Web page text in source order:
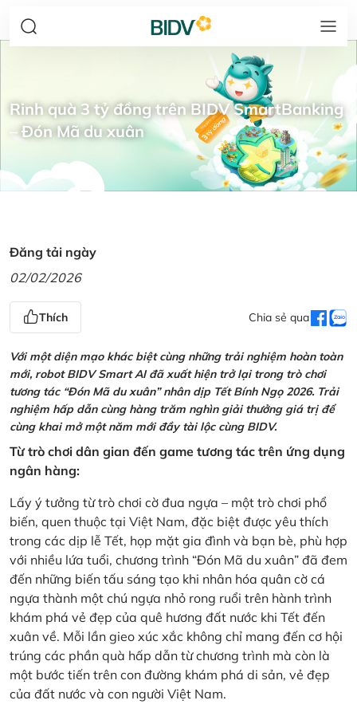
Rinh quà 3 tỷ đồng trên BIDV SmartBanking
– Đón Mã du xuân
Đăng tải ngày
02/02/2026
Thích Chia sẻ qua
Với một diện mạo khác biệt cùng những trải nghiệm hoàn toàn
mới, robot BIDV Smart AI đã xuất hiện trở lại trong trò chơi
tương tác “Đón Mã du xuân” nhân dịp Tết Bính Ngọ 2026. Trải
nghiệm hấp dẫn cùng hàng trăm nghìn giải thưởng giá trị để
cùng khai mở một năm mới đầy tài lộc cùng BIDV.
Từ trò chơi dân gian đến game tương tác trên ứng dụng
ngân hàng:
Lấy ý tưởng từ trò chơi cờ đua ngựa – một trò chơi phổ
biến, quen thuộc tại Việt Nam, đặc biệt được yêu thích
trong các dịp lễ Tết, họp mặt gia đình và bạn bè, phù hợp
với nhiều lứa tuổi, chương trình “Đón Mã du xuân” đã đem
đến những biến tấu sáng tạo khi nhân hóa quân cờ cá
ngựa thành một chú ngựa nhỏ rong ruổi trên hành trình
khám phá vẻ đẹp của quê hương đất nước khi Tết đến
xuân về. Mỗi lần gieo xúc xắc không chỉ mang đến cơ hội
trúng các phần quà hấp dẫn từ chương trình mà còn là
một bước tiến trên con đường khám phá di sản, vẻ đẹp
của đất nước và con người Việt Nam.